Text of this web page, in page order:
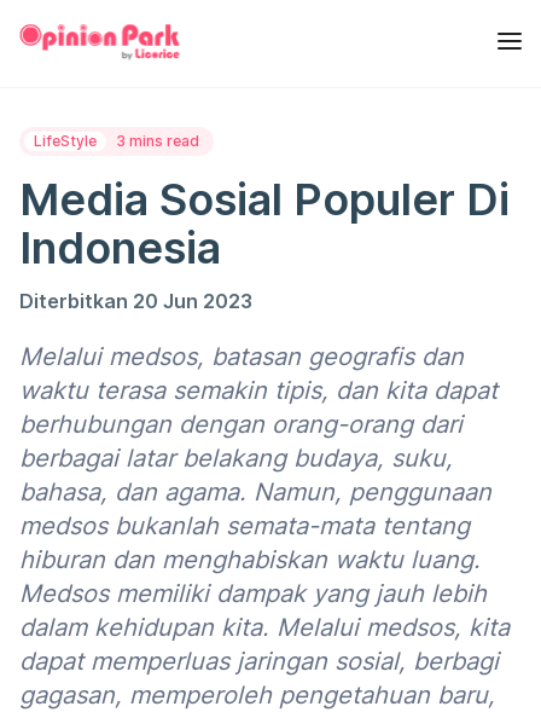
LifeStyle 3 mins read
Media Sosial Populer Di
Indonesia
Diterbitkan 20 Jun 2023
Melalui medsos, batasan geografis dan
waktu terasa semakin tipis, dan kita dapat
berhubungan dengan orang-orang dari
berbagai latar belakang budaya, suku,
bahasa, dan agama. Namun, penggunaan
medsos bukanlah semata-mata tentang
hiburan dan menghabiskan waktu luang.
Medsos memiliki dampak yang jauh lebih
dalam kehidupan kita. Melalui medsos, kita
dapat memperluas jaringan sosial, berbagi
gagasan, memperoleh pengetahuan baru,